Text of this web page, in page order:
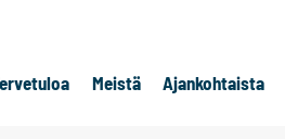
Meistä Ajankohtaista